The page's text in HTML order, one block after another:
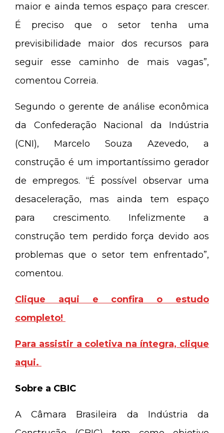
maior e ainda temos espaço para crescer.
É preciso que o setor tenha uma
previsibilidade maior dos recursos para
seguir esse caminho de mais vagas”,
comentou Correia.
Segundo o gerente de análise econômica
da Confederação Nacional da Indústria
(CNI), Marcelo Souza Azevedo, a
construção é um importantíssimo gerador
de empregos. “É possível observar uma
desaceleração, mas ainda tem espaço
para crescimento. Infelizmente a
construção tem perdido força devido aos
problemas que o setor tem enfrentado”,
comentou.
Clique aqui e confira o estudo
completo!
Para assistir a coletiva na íntegra, clique
aqui.
Sobre a CBIC
A Câmara Brasileira da Indústria da